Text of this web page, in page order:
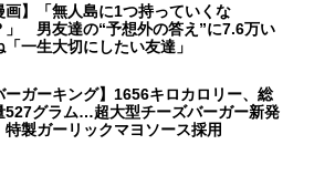
画】「無人島に1つ持っていくな
」 男友達の“予想外の答え”に7.6万い
「一生大切にしたい友達」
ーガーキング】1656キロカロリー、総
527グラム…超大型チーズバーガー新発
製ガーリックマヨソース採用